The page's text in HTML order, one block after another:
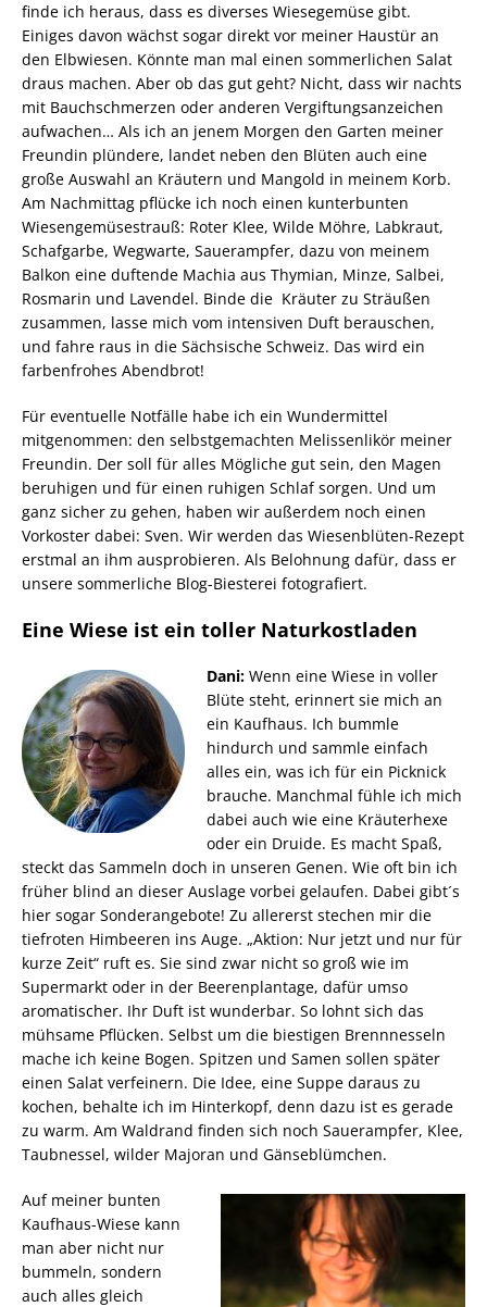
finde ich heraus, dass es diverses Wiesegemüse gibt.
Einiges davon wächst sogar direkt vor meiner Haustür an
den Elbwiesen. Könnte man mal einen sommerlichen Salat
draus machen. Aber ob das gut geht? Nicht, dass wir nachts
mit Bauchschmerzen oder anderen Vergiftungsanzeichen
aufwachen… Als ich an jenem Morgen den Garten meiner
Freundin plündere, landet neben den Blüten auch eine
große Auswahl an Kräutern und Mangold in meinem Korb.
Am Nachmittag pflücke ich noch einen kunterbunten
Wiesengemüsestrauß: Roter Klee, Wilde Möhre, Labkraut,
Schafgarbe, Wegwarte, Sauerampfer, dazu von meinem
Balkon eine duftende Machia aus Thymian, Minze, Salbei,
Rosmarin und Lavendel. Binde die Kräuter zu Sträußen
zusammen, lasse mich vom intensiven Duft berauschen,
und fahre raus in die Sächsische Schweiz. Das wird ein
farbenfrohes Abendbrot!
Für eventuelle Notfälle habe ich ein Wundermittel
mitgenommen: den selbstgemachten Melissenlikör meiner
Freundin. Der soll für alles Mögliche gut sein, den Magen
beruhigen und für einen ruhigen Schlaf sorgen. Und um
ganz sicher zu gehen, haben wir außerdem noch einen
Vorkoster dabei: Sven. Wir werden das Wiesenblüten-Rezept
erstmal an ihm ausprobieren. Als Belohnung dafür, dass er
unsere sommerliche Blog-Biesterei fotografiert.
Eine Wiese ist ein toller Naturkostladen
Dani: Wenn eine Wiese in voller
Blüte steht, erinnert sie mich an
ein Kaufhaus. Ich bummle
hindurch und sammle einfach
alles ein, was ich für ein Picknick
brauche. Manchmal fühle ich mich
dabei auch wie eine Kräuterhexe
oder ein Druide. Es macht Spaß,
steckt das Sammeln doch in unseren Genen. Wie oft bin ich
früher blind an dieser Auslage vorbei gelaufen. Dabei gibt´s
hier sogar Sonderangebote! Zu allererst stechen mir die
tiefroten Himbeeren ins Auge. „Aktion: Nur jetzt und nur für
kurze Zeit“ ruft es. Sie sind zwar nicht so groß wie im
Supermarkt oder in der Beerenplantage, dafür umso
aromatischer. Ihr Duft ist wunderbar. So lohnt sich das
mühsame Pflücken. Selbst um die biestigen Brennnesseln
mache ich keine Bogen. Spitzen und Samen sollen später
einen Salat verfeinern. Die Idee, eine Suppe daraus zu
kochen, behalte ich im Hinterkopf, denn dazu ist es gerade
zu warm. Am Waldrand finden sich noch Sauerampfer, Klee,
Taubnessel, wilder Majoran und Gänseblümchen.
Auf meiner bunten
Kaufhaus-Wiese kann
man aber nicht nur
bummeln, sondern
auch alles gleich